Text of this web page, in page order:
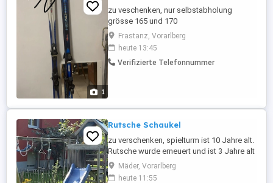
1
zu veschenken, nur selbstabholung
grösse 165 und 170
Frastanz, Vorarlberg
heute 13:45
Verifizierte Telefonnummer
Rutsche Schaukel
zu verschenken, spielturm ist 10 Jahre alt.
Rutsche wurde erneuert und ist 3 Jahre alt
und in sehr gutem Zustand.
Mäder, Vorarlberg
heute 11:55